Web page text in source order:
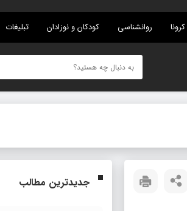
کرونا روانشناسی کودکان و نوزادان تبلیغات
جدیدترین مطالب